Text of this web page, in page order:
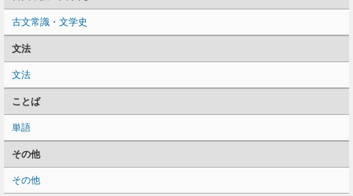
古文常識・文学史
文法
文法
ことば
単語
その他
その他